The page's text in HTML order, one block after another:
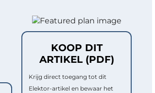
KOOP DIT
ARTIKEL (PDF)
Krijg direct toegang tot dit
Elektor-artikel en bewaar het